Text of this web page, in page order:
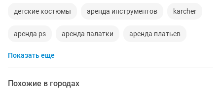
детские костюмы аренда инструментов karcher
аренда ps аренда палатки аренда платьев
аренда пылесоса
Показать еще
Похожие в городах